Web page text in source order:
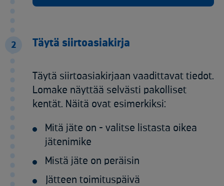
2 Täytä siirtoasiakirja
Täytä siirtoasiakirjaan vaadittavat tiedot.
Lomake näyttää selvästi pakolliset
kentät. Näitä ovat esimerkiksi:
Mitä jäte on - valitse listasta oikea
jätenimike
Mistä jäte on peräisin
Jätteen toimituspäivä